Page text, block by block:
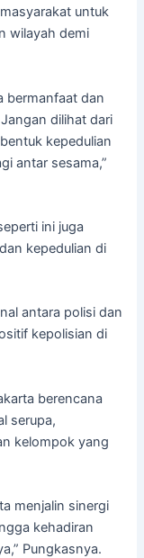
untuk
wilayah demi
bermanfaat dan
dilihat dari
kepedulian
antar sesama,”
ini juga
kepedulian di
antara polisi dan
kepolisian di
berencana
serupa,
kelompok yang
menjalin sinergi
kehadiran
Pungkasnya.